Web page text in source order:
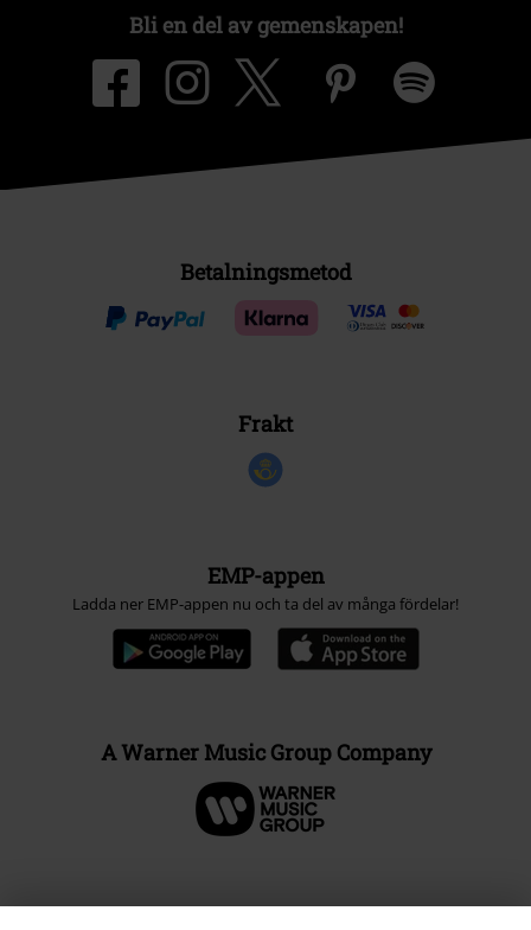
Bli en del av gemenskapen!
Betalningsmetod
Frakt
EMP-appen
Ladda ner EMP-appen nu och ta del av många fördelar!
A Warner Music Group Company